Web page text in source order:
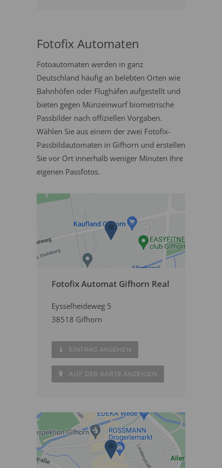
Fotofix Automaten
Fotoautomaten werden in ganz
Deutschland häufig an belebten Orten wie
Bahnhöfen oder Flughäfen aufgestellt und
bieten gegen Münzeinwurf biometrische
Passbilder nach offiziellen Vorgaben.
Wählen Sie aus einem der zwei Fotofix-
Passbildautomaten in Gifhorn und erstellen
Sie vor Ort innerhalb weniger Minuten Ihre
eigenen Passfotos.
Fotofix Automat Gifhorn Real
Eysselheideweg 5
38518 Gifhorn
EINTRAG ANSEHEN
AUF DER KARTE ANZEIGEN